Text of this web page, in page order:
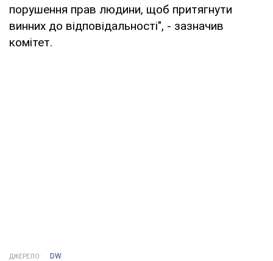
порушення прав людини, щоб притягнути
винних до відповідальності", - зазначив
комітет.
ДЖЕРЕЛО: DW